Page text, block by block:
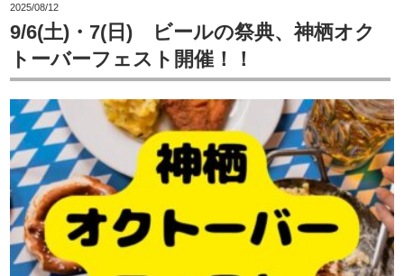
2025/08/12
9/6(土)・7(日) ビールの祭典、神栖オク
トーバーフェスト開催！！